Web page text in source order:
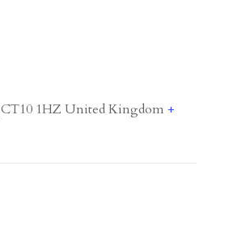
CT10 1HZ United Kingdom +